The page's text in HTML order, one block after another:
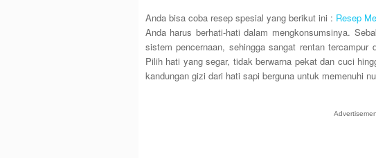
Anda bisa coba resep spesial yang berikut ini : Resep
Anda harus berhati-hati dalam mengkonsumsinya.
sistem pencernaan, sehingga sangat rentan
Pilih hati yang segar, tidak berwarna pekat dan cuci
kandungan gizi dari hati sapi berguna untuk memenuhi